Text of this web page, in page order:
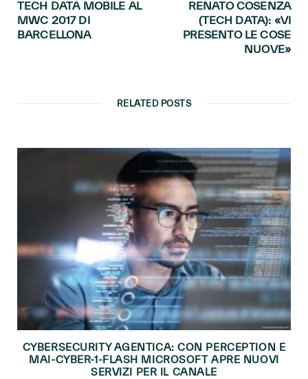
TECH DATA MOBILE AL
MWC 2017 DI
BARCELLONA
RENATO COSENZA
(TECH DATA): «VI
PRESENTO LE COSE
NUOVE»
RELATED POSTS
CYBERSECURITY AGENTICA: CON PERCEPTION E
MAI-CYBER-1-FLASH MICROSOFT APRE NUOVI
SERVIZI PER IL CANALE